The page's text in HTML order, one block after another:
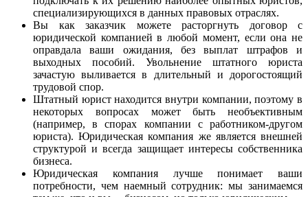
специализирующихся в данных правовых отраслях.
Вы как заказчик можете расторгнуть договор с
юридической компанией в любой момент, если она не
оправдала ваши ожидания, без выплат штрафов и
выходных пособий. Увольнение штатного юриста
зачастую выливается в длительный и дорогостоящий
трудовой спор.
Штатный юрист находится внутри компании, поэтому в
некоторых вопросах может быть необъективным
(например, в спорах компании с работником-другом
юриста). Юридическая компания же является внешней
структурой и всегда защищает интересы собственника
бизнеса.
Юридическая компания лучше понимает ваши
потребности, чем наемный сотрудник: мы занимаемся